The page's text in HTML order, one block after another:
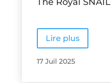
Lire plus
17 Juil 2025